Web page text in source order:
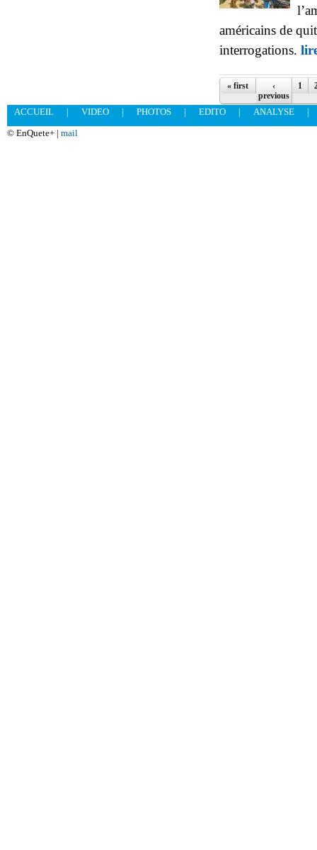
américains de
interrogations.
Pages
« first
‹
previous
1
ACCUEIL | VIDEO | PHOTOS | EDITO | ANALYSE
|
© EnQuete+ | mail